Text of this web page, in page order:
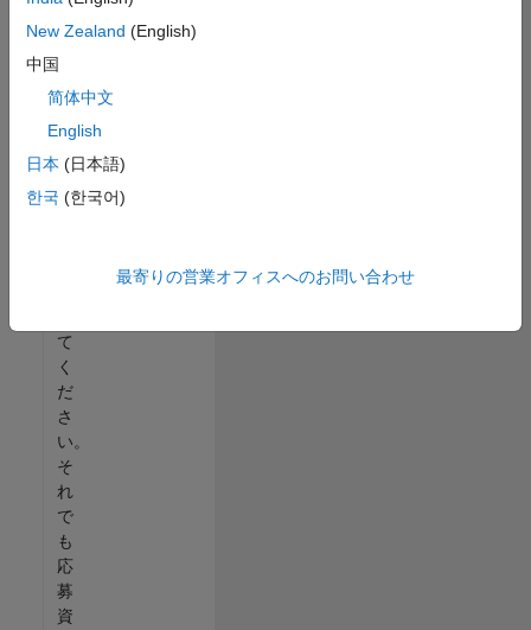
る
か、
す
て
の
求
て
く
だ
さ
い。
そ
れ
で
も
応
募
資
New Zealand (English)
中国
简体中文
English
日本 (日本語)
한국 (한국어)
最寄りの営業オフィスへのお問い合わせ